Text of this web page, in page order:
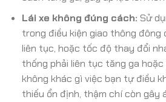
Lái xe không đúng cách: Sử
trong điều kiện giao thông đông
liên tục, hoặc tốc độ thay đổi
thống phải liên tục tăng ga hoặc
không khác gì việc bạn tự điều
thiếu ổn định, thậm chí còn gây